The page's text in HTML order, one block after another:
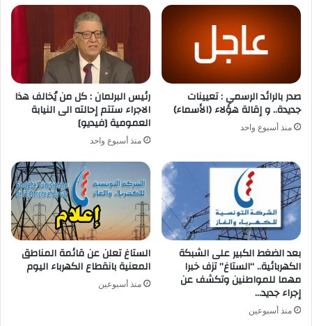
صدر بالرائد الرسمي : تعيينات
جديدة.. و إقالة هؤلاء (الأسماء)
منذ أسبوع واحد
رئيس البرلمان : كل من يُخالف هذا
الاجراء ستتم إحالته الى النيابة
العمومية [فيديو]
منذ أسبوع واحد
بعد الضغط الكبير على الشبكة
الكهربائية.. “الستاغ” تزف خبرا
مهما للمواطنين وتكشف عن
إجراء جديد…
منذ أسبوعين
الستاغ تعلن عن قائمة المناطق
المعنية بانقطاع الكهرباء اليوم
منذ أسبوعين